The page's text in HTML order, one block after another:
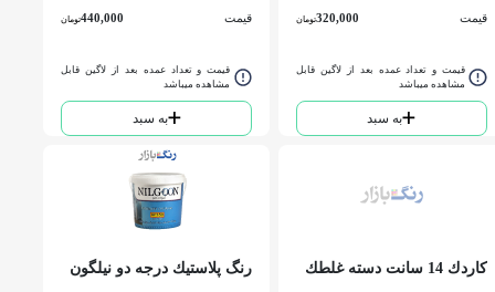
قیمت 320,000تومان
قیمت و تعداد عمده بعد از لاگین قابل
مشاهده میباشد
به سبد
قیمت 440,000تومان
قیمت و تعداد عمده بعد از لاگین قابل
مشاهده میباشد
به سبد
كاردك 14 سانت دسته غلطك
رنگ پلاستيك درجه دو نیلگون